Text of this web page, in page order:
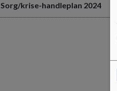
Sorg/krise-handleplan 2024